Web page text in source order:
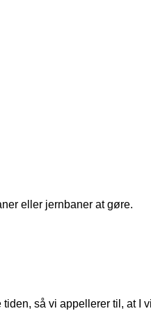
eller jernbaner at gøre.
så vi appellerer til, at I